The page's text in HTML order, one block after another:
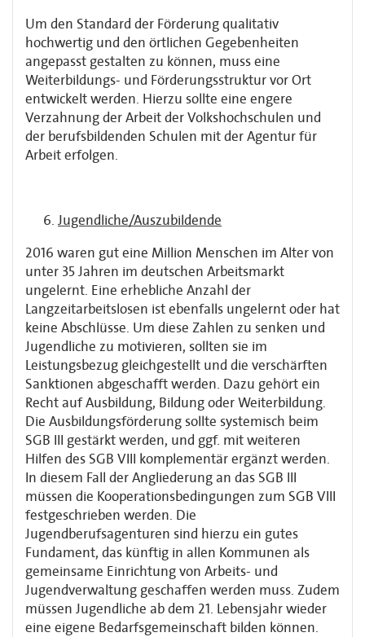
Um den Standard der Förderung qualitativ
hochwertig und den örtlichen Gegebenheiten
angepasst gestalten zu können, muss eine
Weiterbildungs- und Förderungsstruktur vor Ort
entwickelt werden. Hierzu sollte eine engere
Verzahnung der Arbeit der Volkshochschulen und
der berufsbildenden Schulen mit der Agentur für
Arbeit erfolgen.
Jugendliche/Auszubildende
2016 waren gut eine Million Menschen im Alter von
unter 35 Jahren im deutschen Arbeitsmarkt
ungelernt. Eine erhebliche Anzahl der
Langzeitarbeitslosen ist ebenfalls ungelernt oder hat
keine Abschlüsse. Um diese Zahlen zu senken und
Jugendliche zu motivieren, sollten sie im
Leistungsbezug gleichgestellt und die verschärften
Sanktionen abgeschafft werden. Dazu gehört ein
Recht auf Ausbildung, Bildung oder Weiterbildung.
Die Ausbildungsförderung sollte systemisch beim
SGB III gestärkt werden, und ggf. mit weiteren
Hilfen des SGB VIII komplementär ergänzt werden.
In diesem Fall der Angliederung an das SGB III
müssen die Kooperationsbedingungen zum SGB VIII
festgeschrieben werden. Die
Jugendberufsagenturen sind hierzu ein gutes
Fundament, das künftig in allen Kommunen als
gemeinsame Einrichtung von Arbeits- und
Jugendverwaltung geschaffen werden muss. Zudem
müssen Jugendliche ab dem 21. Lebensjahr wieder
eine eigene Bedarfsgemeinschaft bilden können.